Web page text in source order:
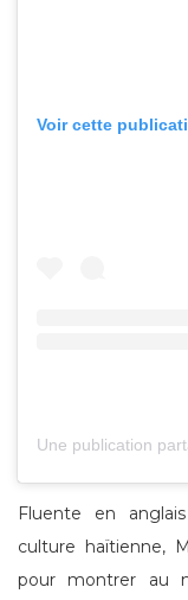
Voir cette
Fluente en
culture haïtienne,
pour montrer au